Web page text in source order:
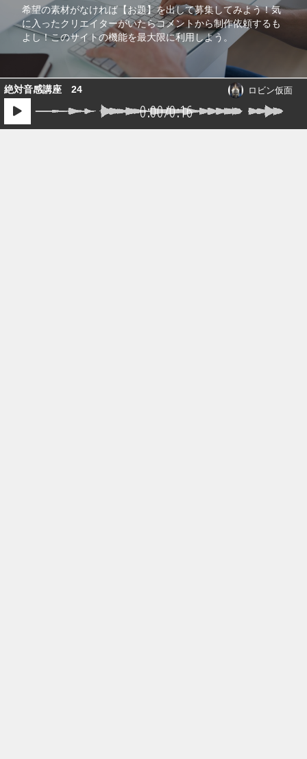
1件の音源が送られています。
0:00/0:16
絶対音感講座 24 ロビン仮面
希望の素材がなければ【お題】を出して募集してみよう！気
に入ったクリエイターがいたらコメントから制作依頼するも
よし！このサイトの機能を最大限に利用しよう。